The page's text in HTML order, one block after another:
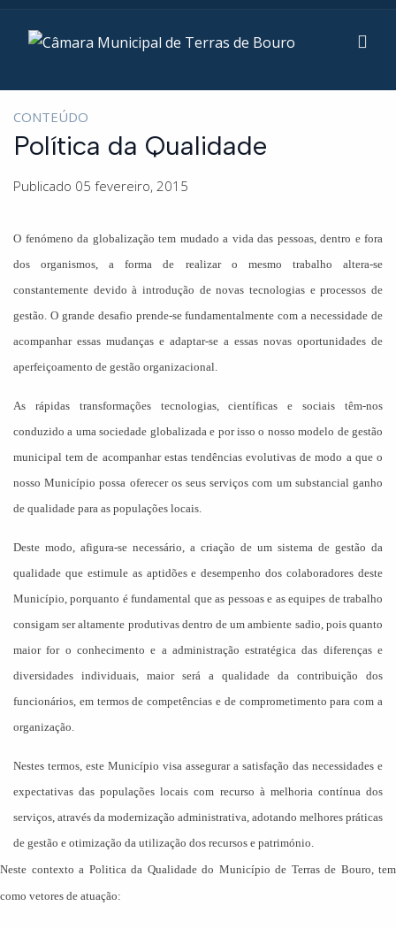
CONTEÚDO
Política da Qualidade
Publicado 05 fevereiro, 2015
O fenómeno da globalização tem mudado a vida das pessoas, dentro e fora
dos organismos, a forma de realizar o mesmo trabalho altera-se
constantemente devido à introdução de novas tecnologias e processos de
gestão. O grande desafio prende-se fundamentalmente com a necessidade de
acompanhar essas mudanças e adaptar-se a essas novas oportunidades de
aperfeiçoamento de gestão organizacional.
As rápidas transformações tecnologias, científicas e sociais têm-nos
conduzido a uma sociedade globalizada e por isso o nosso modelo de gestão
municipal tem de acompanhar estas tendências evolutivas de modo a que o
nosso Município possa oferecer os seus serviços com um substancial ganho
de qualidade para as populações locais.
Deste modo, afigura-se necessário, a criação de um sistema de gestão da
qualidade que estimule as aptidões e desempenho dos colaboradores deste
Município, porquanto é fundamental que as pessoas e as equipes de trabalho
consigam ser altamente produtivas dentro de um ambiente sadio, pois quanto
maior for o conhecimento e a administração estratégica das diferenças e
diversidades individuais, maior será a qualidade da contribuição dos
funcionários, em termos de competências e de comprometimento para com a
organização.
Nestes termos, este Município visa assegurar a satisfação das necessidades e
expectativas das populações locais com recurso à melhoria contínua dos
serviços, através da modernização administrativa, adotando melhores práticas
de gestão e otimização da utilização dos recursos e património.
Neste contexto a Politica da Qualidade do Município de Terras de Bouro, tem
como vetores de atuação: